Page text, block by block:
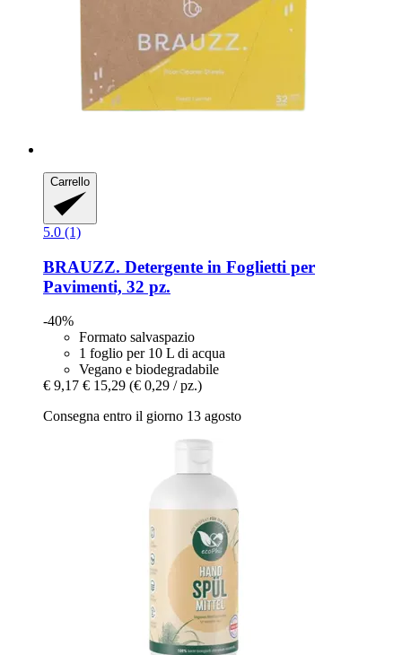
Carrello
5.0 (1)
BRAUZZ. Detergente in Foglietti per
Pavimenti, 32 pz.
-40%
Formato salvaspazio
1 foglio per 10 L di acqua
Vegano e biodegradabile
€ 9,17 € 15,29 (€ 0,29 / pz.)
Consegna entro il giorno 13 agosto